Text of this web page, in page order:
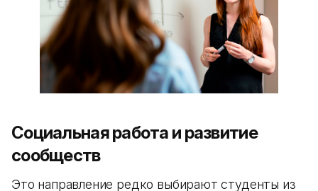
Социальная работа и развитие
сообществ
Это направление редко выбирают студенты из